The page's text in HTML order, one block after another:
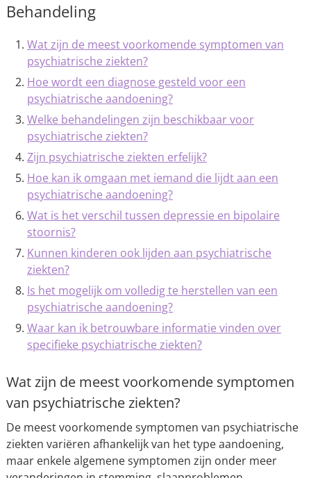
Behandeling
Wat zijn de meest voorkomende symptomen van
psychiatrische ziekten?
Hoe wordt een diagnose gesteld voor een
psychiatrische aandoening?
Welke behandelingen zijn beschikbaar voor
psychiatrische ziekten?
Zijn psychiatrische ziekten erfelijk?
Hoe kan ik omgaan met iemand die lijdt aan een
psychiatrische aandoening?
Wat is het verschil tussen depressie en bipolaire
stoornis?
Kunnen kinderen ook lijden aan psychiatrische
ziekten?
Is het mogelijk om volledig te herstellen van een
psychiatrische aandoening?
Waar kan ik betrouwbare informatie vinden over
specifieke psychiatrische ziekten?
Wat zijn de meest voorkomende symptomen
van psychiatrische ziekten?
De meest voorkomende symptomen van psychiatrische
ziekten variëren afhankelijk van het type aandoening,
maar enkele algemene symptomen zijn onder meer